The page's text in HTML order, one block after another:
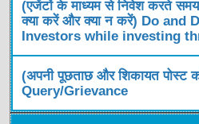
(एजेंटों के माध्यम से निवेश करते
क्या करें और क्या न करें) Do and
Investors while investing
(अपनी पूछताछ और शिकायत
Query/Grievance